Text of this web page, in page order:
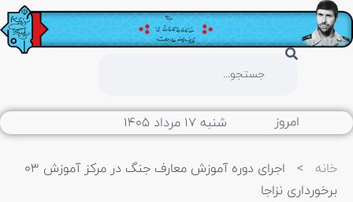
امروز شنبه ۱۷ مرداد ۱۴۰۵
خانه >
اجرای دوره آموزش معارف جنگ در مرکز آموزش 03
برخورداری نزاجا